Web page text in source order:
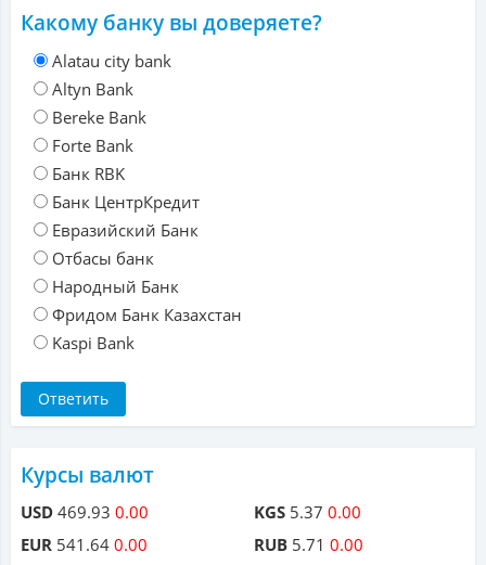
Какому банку вы доверяете?
Alatau city bank
Altyn Bank
Bereke Bank
Forte Bank
Банк RBK
Банк ЦентрКредит
Евразийский Банк
Отбасы банк
Народный Банк
Фридом Банк Казахстан
Kaspi Bank
Курсы валют
USD 469.93 0.00
EUR 541.64 0.00
KGS 5.37 0.00
RUB 5.71 0.00